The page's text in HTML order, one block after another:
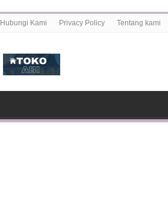
Hubungi Kami Privacy Policy Tentang kami